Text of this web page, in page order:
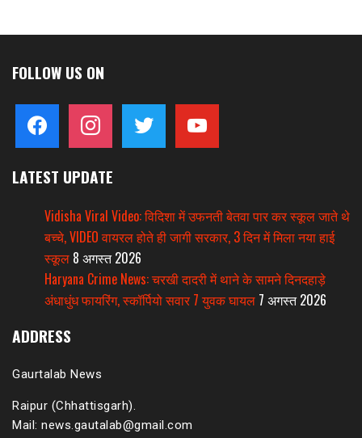
FOLLOW US ON
facebook instagram twitter youtube
LATEST UPDATE
Vidisha Viral Video: विदिशा में उफनती बेतवा पार कर स्कूल जाते थे
बच्चे, VIDEO वायरल होते ही जागी सरकार, 3 दिन में मिला नया हाई
स्कूल 8 अगस्त 2026
Haryana Crime News: चरखी दादरी में थाने के सामने दिनदहाड़े
अंधाधुंध फायरिंग, स्कॉर्पियो सवार 7 युवक घायल 7 अगस्त 2026
ADDRESS
Gaurtalab News
Raipur (Chhattisgarh).
Mail: news.gautalab@gmail.com